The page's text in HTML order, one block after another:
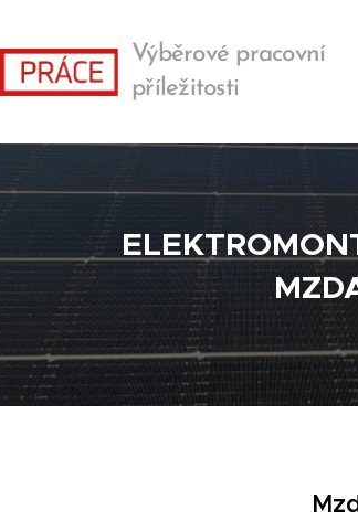
Výběrové pracovní
příležitosti